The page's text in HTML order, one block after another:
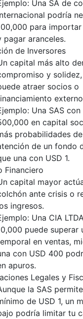
Una SA de
podría
para
pagar aranceles.
de Inversores
capital más alto
y
atraer socios o
Una SAS con
en capital
probabilidades
de un fondo
una con USD 1.
Financiero
capital mayor
ante crisis o
ingresos.
Una CIA
puede superar
en ventas,
con USD 400
apuros.
Legales y
la SAS
de USD 1, un
podría limitar tu